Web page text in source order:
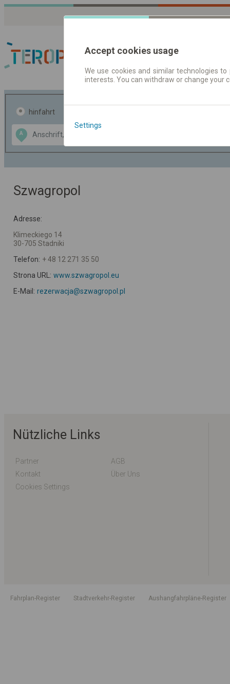
Fahrplandaten |
hinfahrt
A
Data CC-BY-SA
OpenStreetMap
GeoLite data by
Szwagropol
Adresse:
Klimeckiego 14
30-705 Stadniki
Telefon: + 48 12 271 35 50
Strona URL: www.szwagropol.eu
E-Mail: rezerwacja@szwagropol.pl
Nützliche Links
Partner
AGB
Kontakt
Über Uns
Cookies Settings
Fahrplan-Register Stadtverkehr-Register Aushangfahrpläne-Register
Accept cookies usage
We use cookies and similar technologies
interests. You can withdraw or change
Settings